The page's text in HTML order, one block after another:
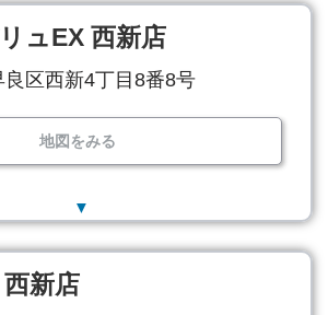
ュEX 西新店
区西新4丁目8番8号
地図をみる
▼
新店